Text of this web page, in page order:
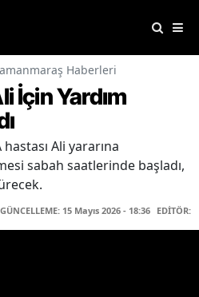
Haberleri
İçin Yardım
Ali yararına
sabah saatlerinde başladı,
GÜNCELLEME: 15 Mayıs 2026 - 18:36 EDİTÖR: